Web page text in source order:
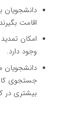
دانشجویان
اقامت
امکان
وجود دارد.
دانشجویان
جستجوی
بیشتری در